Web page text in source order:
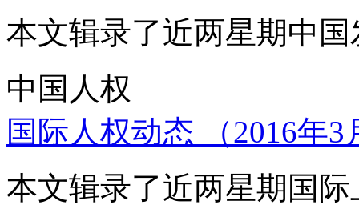
本文辑录了近两星期中
中国人权
国际人权动态 （2016年
本文辑录了近两星期国